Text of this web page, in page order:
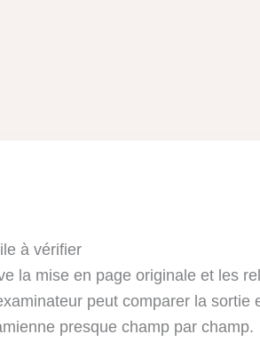
à vérifier
la mise en page originale et les
peut comparer la sortie
presque champ par champ.